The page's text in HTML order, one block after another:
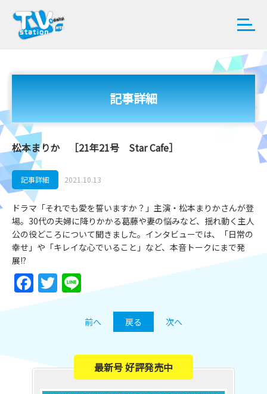
記事詳細
松本まりか ［21年21号 Star Cafe］
記事詳細 2021.10.13
ドラマ「それでも愛を誓いますか？」主演・松本まりかさんが登
場。30代の夫婦に降りかかる葛藤や妻の悩みなど、揺れ動く主人
公の役どころについて聞きました。インタビューでは、「日常の
幸せ」や「キレイな心でいること」など、本音トークにまで発
展!?
Facebook
Twitter
前へ 戻る 次へ
最新号 好評発売中